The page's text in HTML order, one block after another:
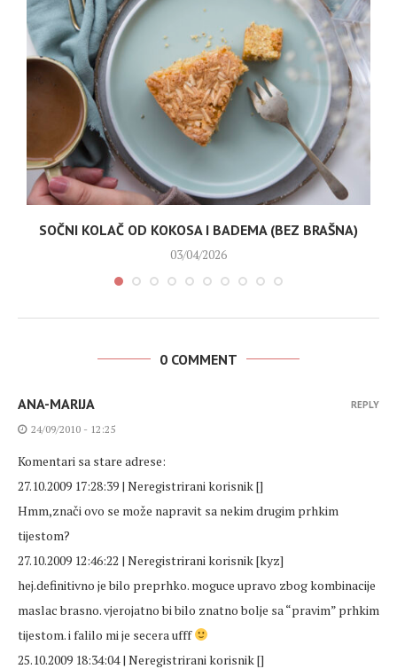
SOČNI KOLAČ OD KOKOSA I BADEMA (BEZ BRAŠNA)
03/04/2026
0 COMMENT
ANA-MARIJA
24/09/2010 - 12:25
Komentari sa stare adrese:
27.10.2009 17:28:39 | Neregistrirani korisnik []
Hmm,znači ovo se može napravit sa nekim drugim prhkim
tijestom?
27.10.2009 12:46:22 | Neregistrirani korisnik [kyz]
hej.definitivno je bilo preprhko. moguce upravo zbog kombinacije
maslac brasno. vjerojatno bi bilo znatno bolje sa “pravim” prhkim
tijestom. i falilo mi je secera ufff
25.10.2009 18:34:04 | Neregistrirani korisnik []
REPLY